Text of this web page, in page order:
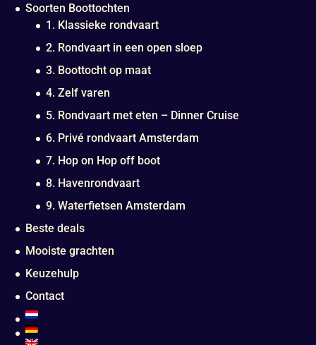
Soorten Boottochten
1. Klassieke rondvaart
2. Rondvaart in een open sloep
3. Boottocht op maat
4. Zelf varen
5. Rondvaart met eten – Dinner Cruise
6. Privé rondvaart Amsterdam
7. Hop on Hop off boot
8. Havenrondvaart
9. Waterfietsen Amsterdam
Beste deals
Mooiste grachten
Keuzehulp
Contact